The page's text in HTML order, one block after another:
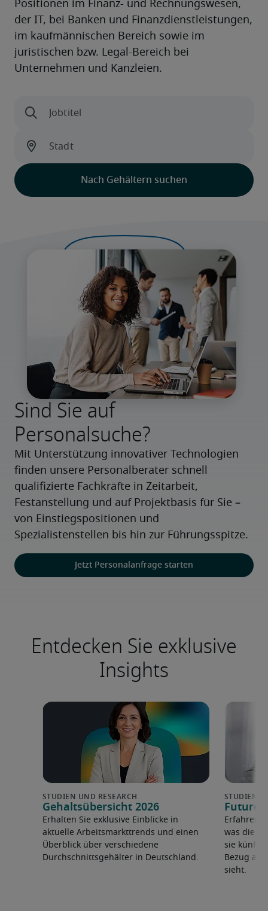
Sind Sie auf
Personalsuche?
Mit Unterstützung innovativer Technologien
finden unsere Personalberater schnell
qualifizierte Fachkräfte in Zeitarbeit,
Festanstellung und auf Projektbasis für Sie –
von Einstiegspositionen und
Spezialistenstellen bis hin zur Führungsspitze.
Jetzt Personalanfrage starten
Entdecken Sie exklusive
Insights
Gehaltsübersicht 2026
Erhalten Sie exklusive Einblicke in
aktuelle Arbeitsmarkttrends und einen
Überblick über verschiedene
Durchschnittsgehälter in Deutschland.
Future
Erfahren
was die
sie
Bezug
sieht.